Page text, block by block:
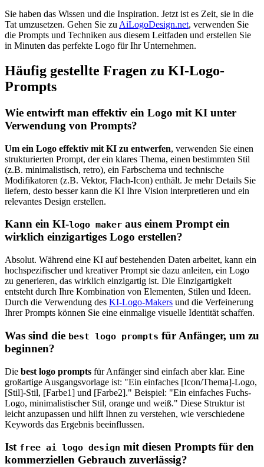
Sie haben das Wissen und die Inspiration. Jetzt ist es Zeit, sie in die
Tat umzusetzen. Gehen Sie zu AiLogoDesign.net, verwenden Sie
die Prompts und Techniken aus diesem Leitfaden und erstellen Sie
in Minuten das perfekte Logo für Ihr Unternehmen.
Häufig gestellte Fragen zu KI-Logo-
Prompts
Wie entwirft man effektiv ein Logo mit KI unter
Verwendung von Prompts?
Um ein Logo effektiv mit KI zu entwerfen, verwenden Sie einen
strukturierten Prompt, der ein klares Thema, einen bestimmten Stil
(z.B. minimalistisch, retro), ein Farbschema und technische
Modifikatoren (z.B. Vektor, Flach-Icon) enthält. Je mehr Details Sie
liefern, desto besser kann die KI Ihre Vision interpretieren und ein
relevantes Design erstellen.
Kann ein KI-logo maker aus einem Prompt ein
wirklich einzigartiges Logo erstellen?
Absolut. Während eine KI auf bestehenden Daten arbeitet, kann ein
hochspezifischer und kreativer Prompt sie dazu anleiten, ein Logo
zu generieren, das wirklich einzigartig ist. Die Einzigartigkeit
entsteht durch Ihre Kombination von Elementen, Stilen und Ideen.
Durch die Verwendung des KI-Logo-Makers und die Verfeinerung
Ihrer Prompts können Sie eine einmalige visuelle Identität schaffen.
Was sind die best logo prompts für Anfänger, um zu
beginnen?
Die best logo prompts für Anfänger sind einfach aber klar. Eine
großartige Ausgangsvorlage ist: "Ein einfaches [Icon/Thema]-Logo,
[Stil]-Stil, [Farbe1] und [Farbe2]." Beispiel: "Ein einfaches Fuchs-
Logo, minimalistischer Stil, orange und weiß." Diese Struktur ist
leicht anzupassen und hilft Ihnen zu verstehen, wie verschiedene
Keywords das Ergebnis beeinflussen.
Ist free ai logo design mit diesen Prompts für den
kommerziellen Gebrauch zuverlässig?